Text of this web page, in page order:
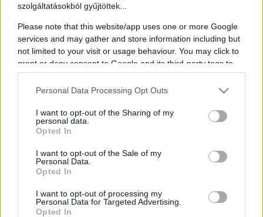
szolgáltatásokból gyűjtöttek...
Please note that this website/app uses one or more Google
services and may gather and store information including but
not limited to your visit or usage behaviour. You may click to
grant or deny consent to Google and its third-party tags to
use your data for below specified purposes in below Google
consent section.
Personal Data Processing Opt Outs
I want to opt-out of the Sharing of my
personal data.
Opted In
I want to opt-out of the Sale of my
Personal Data.
Opted In
I want to opt-out of processing my
Personal Data for Targeted Advertising.
Opted In
Még nem késő lecsapni az akciós MCC Feszt bérletekre
Húsvét hétfőig meghosszabbítjuk az Early Bird időszakot, így a 3
napos MCC Pass-t csupán 12500-os forintos áron tudod
megszerezni. Az MCC Pass teljessé teszi a fesztivál élményét,
hiszen ezzel extra szolgáltatásokra is jogosult vagy. Legyél részese
Magyarország legsokoldalúbb fesztiváljának, Hangot adunk a
tehetségnek.
Megosztás:
Legfrissebb hírek
Tájékoztatás az idei MCC Fesztről